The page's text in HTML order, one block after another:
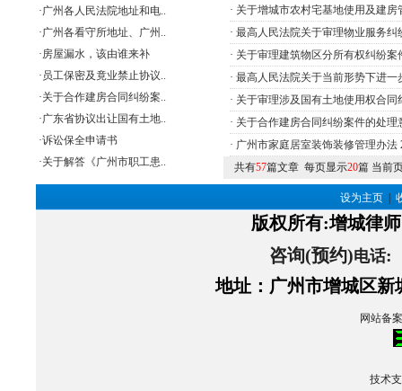
·广州各人民法院地址和电..
·广州各看守所地址、广州..
·房屋漏水，该由谁来补
· 员工保密及竟业禁止协议..
·关于合作建房合同纠纷案..
·广东省协议出让国有土地..
·诉讼保全申请书
·关于解答《广州市职工患..
· 关于增城市农村宅基地使用及建
· 最高人民法院关于审理物业服务
· 关于审理建筑物区分所有权纠纷
· 最高人民法院关于当前形势下进
· 关于审理涉及国有土地使用权合
· 关于合作建房合同纠纷案件的处理
· 广州市家庭居室装饰装修管理办法
共有57篇文章 每页显示20篇 当前
设为主页
版权所有:增城律
咨询(预约)电话:
地址：广州市增城区新
网站备
技术